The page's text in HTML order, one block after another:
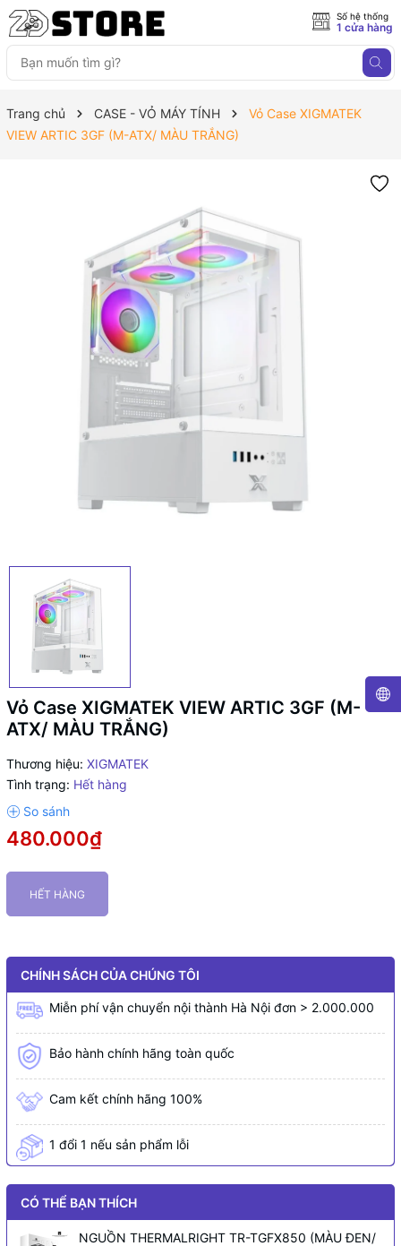
Số hệ thống
1 cửa hàng
Trang chủ CASE - VỎ MÁY TÍNH
Vỏ Case XIGMATEK
VIEW ARTIC 3GF (M-ATX/ MÀU TRẮNG)
Vỏ Case XIGMATEK VIEW ARTIC 3GF (M-
ATX/ MÀU TRẮNG)
Thương hiệu: XIGMATEK
Tình trạng: Hết hàng
480.000₫
HẾT HÀNG
CHÍNH SÁCH CỦA CHÚNG TÔI
Miễn phí vận chuyển nội thành Hà Nội đơn > 2.000.000
Bảo hành chính hãng toàn quốc
Cam kết chính hãng 100%
1 đổi 1 nếu sản phẩm lỗi
CÓ THỂ BẠN THÍCH
NGUỒN THERMALRIGHT TR-TGFX850 (MÀU ĐEN/